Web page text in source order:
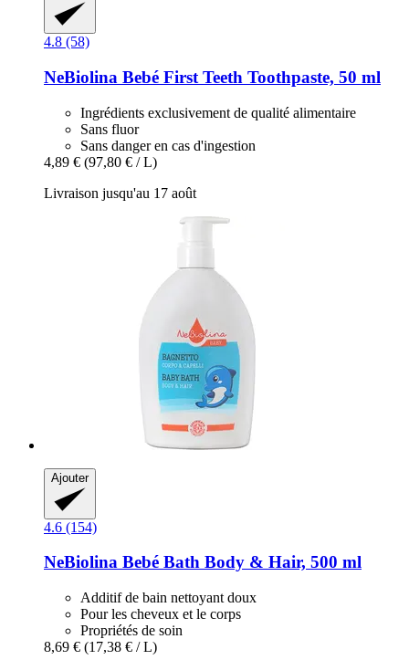
4.8 (58)
NeBiolina Bebé First Teeth Toothpaste, 50 ml
Ingrédients exclusivement de qualité alimentaire
Sans fluor
Sans danger en cas d'ingestion
4,89 € (97,80 € / L)
Livraison jusqu'au 17 août
Ajouter
4.6 (154)
NeBiolina Bebé Bath Body & Hair, 500 ml
Additif de bain nettoyant doux
Pour les cheveux et le corps
Propriétés de soin
8,69 € (17,38 € / L)